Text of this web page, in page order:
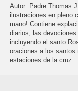
Autor: Padre Thomas
ilustraciones en pleno
mano! Contiene
diarios, las
incluyendo el santo
oraciones a los
estaciones de la cruz.